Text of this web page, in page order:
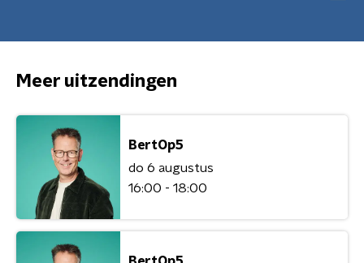
Meer uitzendingen
BertOp5
do 6 augustus
16:00 - 18:00